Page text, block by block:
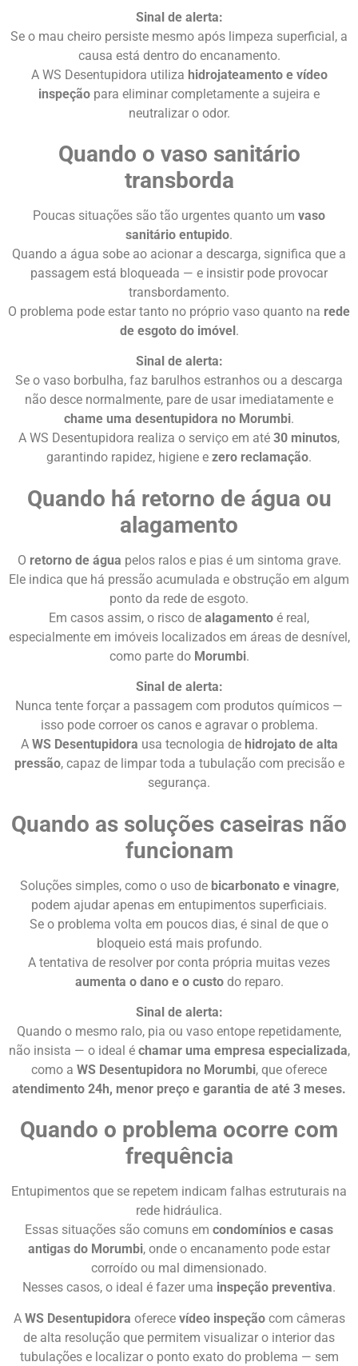
Sinal de alerta:
Se o mau cheiro persiste mesmo após limpeza superficial, a
causa está dentro do encanamento.
A WS Desentupidora utiliza hidrojateamento e vídeo
inspeção para eliminar completamente a sujeira e
neutralizar o odor.
Quando o vaso sanitário
transborda
Poucas situações são tão urgentes quanto um vaso
sanitário entupido.
Quando a água sobe ao acionar a descarga, significa que a
passagem está bloqueada — e insistir pode provocar
transbordamento.
O problema pode estar tanto no próprio vaso quanto na rede
de esgoto do imóvel.
Sinal de alerta:
Se o vaso borbulha, faz barulhos estranhos ou a descarga
não desce normalmente, pare de usar imediatamente e
chame uma desentupidora no Morumbi.
A WS Desentupidora realiza o serviço em até 30 minutos,
garantindo rapidez, higiene e zero reclamação.
Quando há retorno de água ou
alagamento
O retorno de água pelos ralos e pias é um sintoma grave.
Ele indica que há pressão acumulada e obstrução em algum
ponto da rede de esgoto.
Em casos assim, o risco de alagamento é real,
especialmente em imóveis localizados em áreas de desnível,
como parte do Morumbi.
Sinal de alerta:
Nunca tente forçar a passagem com produtos químicos —
isso pode corroer os canos e agravar o problema.
A WS Desentupidora usa tecnologia de hidrojato de alta
pressão, capaz de limpar toda a tubulação com precisão e
segurança.
Quando as soluções caseiras não
funcionam
Soluções simples, como o uso de bicarbonato e vinagre,
podem ajudar apenas em entupimentos superficiais.
Se o problema volta em poucos dias, é sinal de que o
bloqueio está mais profundo.
A tentativa de resolver por conta própria muitas vezes
aumenta o dano e o custodo reparo.
Sinal de alerta:
Quando o mesmo ralo, pia ou vaso entope repetidamente,
não insista — o ideal é chamar uma empresa especializada,
como a WS Desentupidora no Morumbi, que oferece
atendimento 24h, menor preço e garantia de até 3 meses.
Quando o problema ocorre com
frequência
Entupimentos que se repetem indicam falhas estruturais na
rede hidráulica.
Essas situações são comuns em condomínios e casas
antigas do Morumbi, onde o encanamento pode estar
corroído ou mal dimensionado.
Nesses casos, o ideal é fazer uma inspeção preventiva.
A WS Desentupidora oferece vídeo inspeçãocom câmeras
de alta resolução que permitem visualizar o interior das
tubulações e localizar o ponto exato do problema — sem